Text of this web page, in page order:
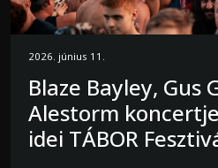
2026. június 11.
Blaze Bayley, Gus
Alestorm
idei TÁBOR